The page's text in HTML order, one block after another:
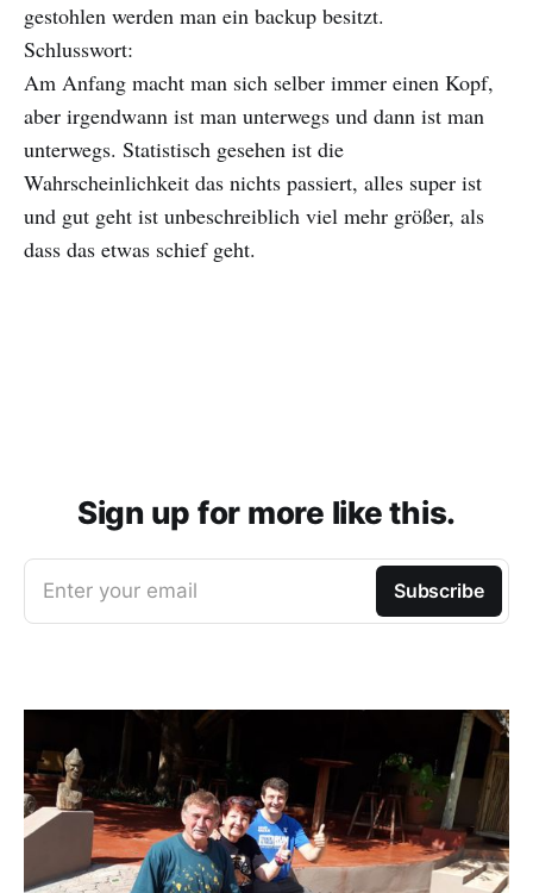
gestohlen werden man ein backup besitzt.
Schlusswort:
Am Anfang macht man sich selber immer einen Kopf,
aber irgendwann ist man unterwegs und dann ist man
unterwegs. Statistisch gesehen ist die
Wahrscheinlichkeit das nichts passiert, alles super ist
und gut geht ist unbeschreiblich viel mehr größer, als
dass das etwas schief geht.
Sign up for more like this.
Enter your email Subscribe